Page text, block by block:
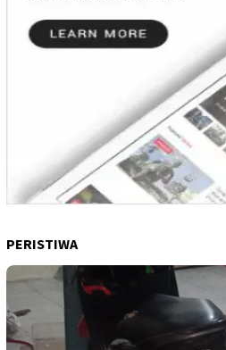
PERISTIWA